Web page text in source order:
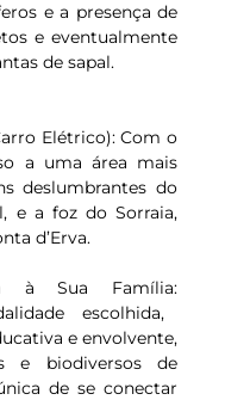
e a presença de
e eventualmente
de sapal.
Elétrico): Com o
a uma área mais
deslumbrantes do
e a foz do Sorraia,
d’Erva.
à Sua Família:
escolhida,
e envolvente,
e biodiversos de
de se conectar